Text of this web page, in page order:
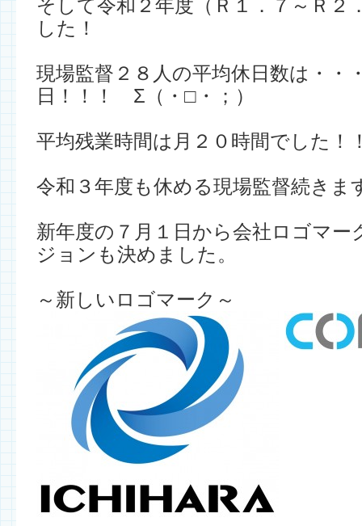
そして令和２年度（Ｒ１．７～Ｒ２
した！
現場監督２８人の平均休日数は・・
日 ！！！ Σ（・□・；）
平均残業時間は月２０時間でした！
令和３年度も休める現場監督続きま
新年度の７月１日から会社ロゴマー
ジョンも決めました。
～新しいロゴマーク～